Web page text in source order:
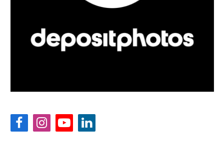
FacebookInstagramYouTubeLinkedIn